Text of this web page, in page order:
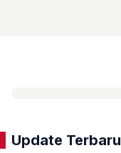
Update Terbaru